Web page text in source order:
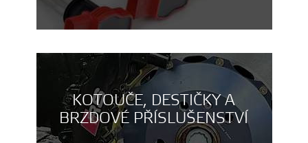
KOTOUČE, DESTIČKY A
BRZDOVÉ PŘÍSLUŠENSTVÍ